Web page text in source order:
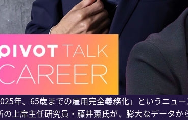
年、65歳までの雇用完全義務化」というニュ
の上席主任研究員・藤井薫氏が、膨大なデータか